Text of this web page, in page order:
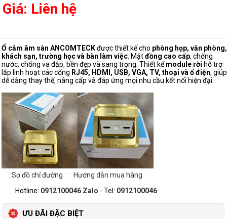
Giá: Liên hệ
Ổ cắm âm sàn ANCOMTECKđược thiết kế cho phòng họp, văn phòng,
khách sạn, trường học và bàn làm việc . Mặtđồng cao cấp, chống
nước, chống va đập, bền đẹp và sang trọng. Thiết kếmodule rời hỗ trợ
lắp linh hoạt các cổng RJ45, HDMI, USB, VGA, TV, thoại và ổ điện, giúp
dễ dàng thay thế, nâng cấp và đáp ứng mọi nhu cầu kết nối hiện đại.
Sơ đồ chỉ đường
Hướng dẫn mua hàng
Hotline: 0912100046 Zalo - Tel: 0912100046
ƯU ĐÃI ĐẶC BIỆT